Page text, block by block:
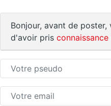
Bonjour, avant de poster,
d'avoir pris